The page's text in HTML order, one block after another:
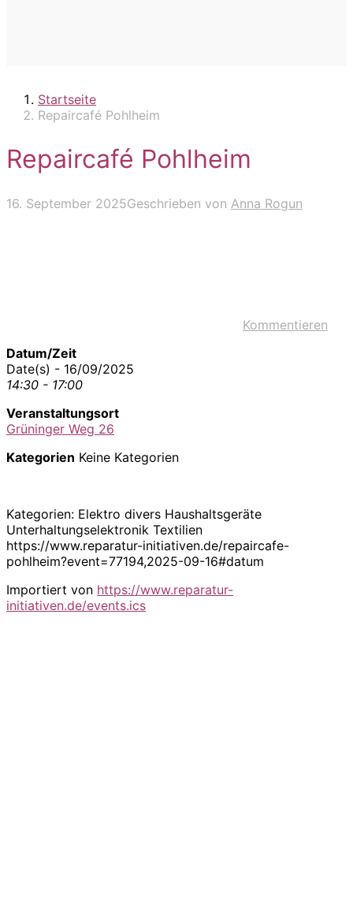
Startseite
Repaircafé Pohlheim
Repaircafé Pohlheim
16. September 2025Geschrieben von Anna Rogun
Kommentieren
Datum/Zeit
Date(s) - 16/09/2025
14:30 - 17:00
Veranstaltungsort
Grüninger Weg 26
Kategorien Keine Kategorien
Kategorien: Elektro divers Haushaltsgeräte
Unterhaltungselektronik Textilien
https://www.reparatur-initiativen.de/repaircafe-
pohlheim?event=77194,2025-09-16#datum
Importiert von https://www.reparatur-
initiativen.de/events.ics